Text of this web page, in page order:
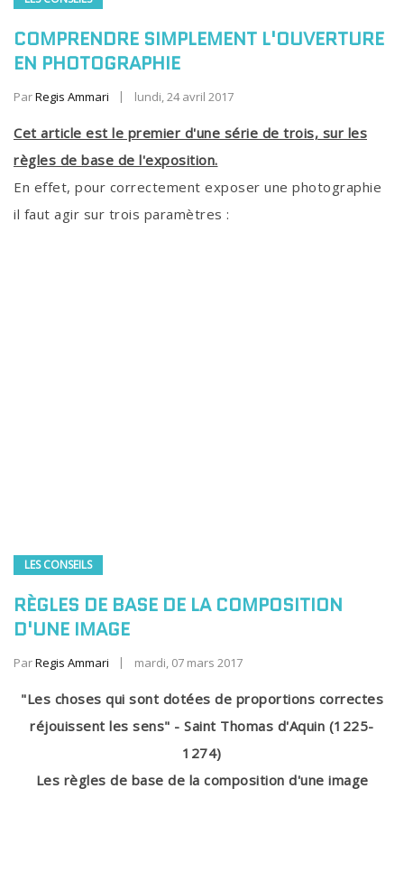
COMPRENDRE SIMPLEMENT L'OUVERTURE
EN PHOTOGRAPHIE
ParRegis Ammari lundi, 24 avril 2017
Cet article est le premier d'une série de trois, sur les
règles de base de l'exposition.
En effet, pour correctement exposer une photographie
il faut agir sur trois paramètres :
LES CONSEILS
RÈGLES DE BASE DE LA COMPOSITION
D'UNE IMAGE
ParRegis Ammari mardi, 07 mars 2017
"Les choses qui sont dotées de proportions correctes
réjouissent les sens" - Saint Thomas d'Aquin (1225-
1274)
Les règles de base de la composition d'une image